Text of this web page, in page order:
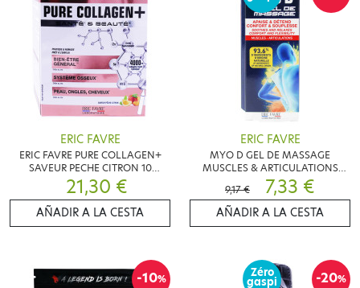
ERIC FAVRE
ERIC FAVRE PURE COLLAGEN+
SAVEUR PECHE CITRON 10
UNIDOSES DE 15ML
21,30 €
AÑADIR A LA CESTA
ERIC FAVRE
MYO D GEL DE MASSAGE
MUSCLES & ARTICULATIONS
100ML
9,17 € 7,33 €
AÑADIR A LA CESTA
-10% -20%
Zéro
gaspi